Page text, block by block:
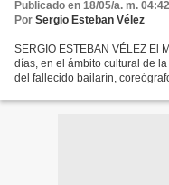
Publicado en 18/05/a. m. 04:42
Por Sergio Esteban Vélez
SERGIO ESTEBAN VÉLEZ El
días, en el ámbito cultural de
del fallecido bailarín,